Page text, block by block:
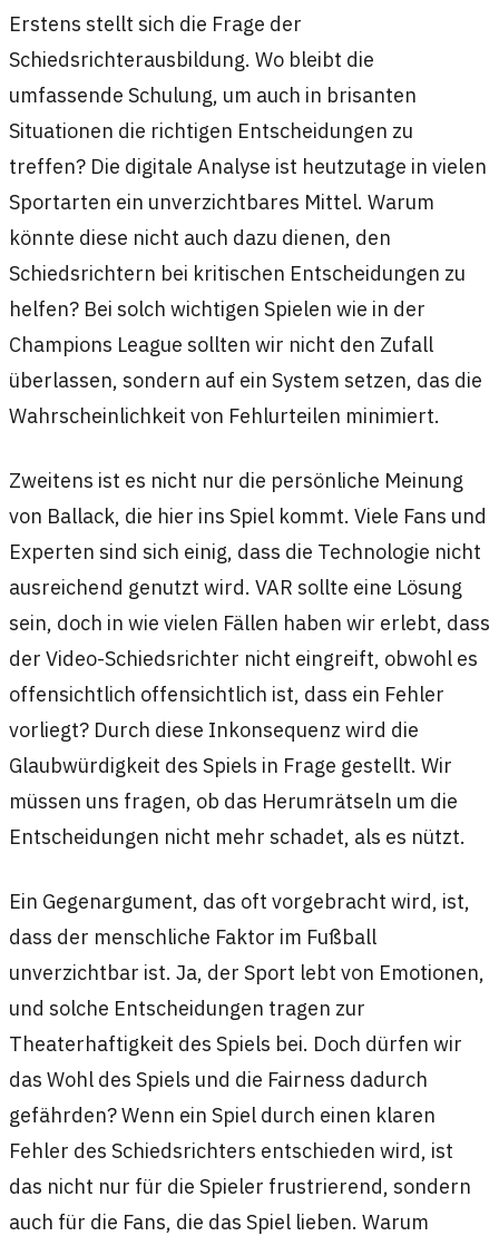
Erstens stellt sich die Frage der
Schiedsrichterausbildung. Wo bleibt die
umfassende Schulung, um auch in brisanten
Situationen die richtigen Entscheidungen zu
treffen? Die digitale Analyse ist heutzutage in vielen
Sportarten ein unverzichtbares Mittel. Warum
könnte diese nicht auch dazu dienen, den
Schiedsrichtern bei kritischen Entscheidungen zu
helfen? Bei solch wichtigen Spielen wie in der
Champions League sollten wir nicht den Zufall
überlassen, sondern auf ein System setzen, das die
Wahrscheinlichkeit von Fehlurteilen minimiert.
Zweitens ist es nicht nur die persönliche Meinung
von Ballack, die hier ins Spiel kommt. Viele Fans und
Experten sind sich einig, dass die Technologie nicht
ausreichend genutzt wird. VAR sollte eine Lösung
sein, doch in wie vielen Fällen haben wir erlebt, dass
der Video-Schiedsrichter nicht eingreift, obwohl es
offensichtlich offensichtlich ist, dass ein Fehler
vorliegt? Durch diese Inkonsequenz wird die
Glaubwürdigkeit des Spiels in Frage gestellt. Wir
müssen uns fragen, ob das Herumrätseln um die
Entscheidungen nicht mehr schadet, als es nützt.
Ein Gegenargument, das oft vorgebracht wird, ist,
dass der menschliche Faktor im Fußball
unverzichtbar ist. Ja, der Sport lebt von Emotionen,
und solche Entscheidungen tragen zur
Theaterhaftigkeit des Spiels bei. Doch dürfen wir
das Wohl des Spiels und die Fairness dadurch
gefährden? Wenn ein Spiel durch einen klaren
Fehler des Schiedsrichters entschieden wird, ist
das nicht nur für die Spieler frustrierend, sondern
auch für die Fans, die das Spiel lieben. Warum